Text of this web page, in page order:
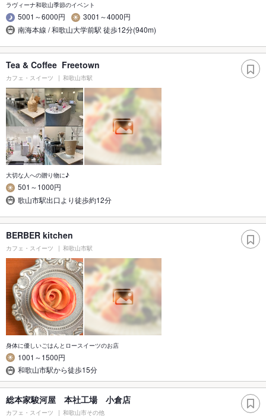
ラヴィーナ和歌山季節のイベント
5001～6000円
3001～4000円
南海本線 / 和歌山大学前駅 徒歩12分(940m)
Tea & Coffee Freetown
カフェ・スイーツ 和歌山市駅
大切な人への贈り物に♪
501～1000円
歌山市駅出口より徒歩約12分
BERBER kitchen
カフェ・スイーツ 和歌山市駅
身体に優しいごはんとロースイーツのお店
1001～1500円
和歌山市駅から徒歩15分
総本家駿河屋 本社工場 小倉店
カフェ・スイーツ 和歌山市その他